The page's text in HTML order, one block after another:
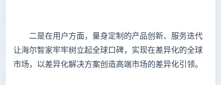
二是在用户方面，量身定制的产品创新、服务迭代
让海尔智家牢牢树立起全球口碑，实现在差异化的全球
市场，以差异化解决方案创造高端市场的差异化引领。